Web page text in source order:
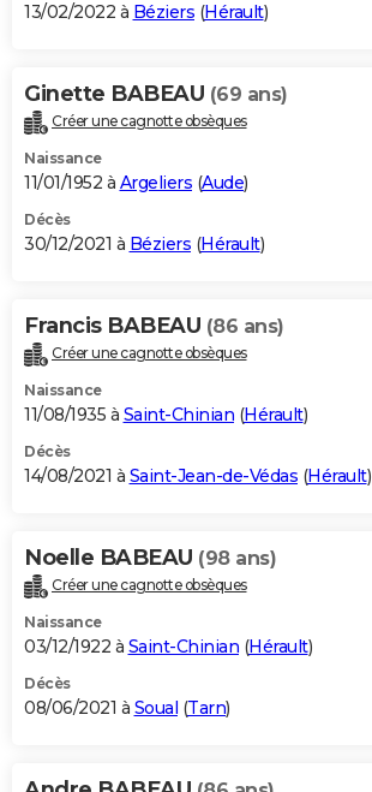
13/02/2022 à Béziers (Hérault)
Ginette BABEAU (69 ans)
Créer une cagnotte obsèques
Naissance
11/01/1952 à Argeliers (Aude)
Décès
30/12/2021 à Béziers (Hérault)
Francis BABEAU (86 ans)
Créer une cagnotte obsèques
Naissance
11/08/1935 à Saint-Chinian (Hérault)
Décès
14/08/2021 à Saint-Jean-de-Védas (Hérault)
Noelle BABEAU (98 ans)
Créer une cagnotte obsèques
Naissance
03/12/1922 à Saint-Chinian (Hérault)
Décès
08/06/2021 à Soual (Tarn)